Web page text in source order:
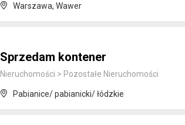
Warszawa, Wawer
Sprzedam kontener
Nieruchomości > Pozostałe Nieruchomości
Pabianice/ pabianicki/ łódzkie